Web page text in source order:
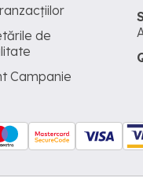
de
Campanie